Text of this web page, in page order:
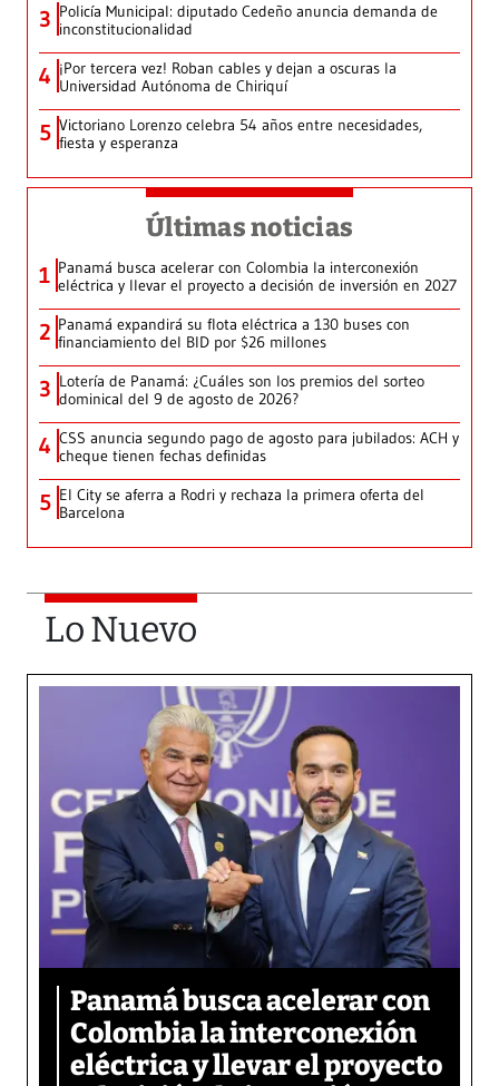
3 Policía Municipal: diputado Cedeño anuncia demanda de
inconstitucionalidad
4 ¡Por tercera vez! Roban cables y dejan a oscuras la
Universidad Autónoma de Chiriquí
5 Victoriano Lorenzo celebra 54 años entre necesidades,
fiesta y esperanza
Últimas noticias
1 Panamá busca acelerar con Colombia la interconexión
eléctrica y llevar el proyecto a decisión de inversión en 2027
2 Panamá expandirá su flota eléctrica a 130 buses con
financiamiento del BID por $26 millones
3 Lotería de Panamá: ¿Cuáles son los premios del sorteo
dominical del 9 de agosto de 2026?
4 CSS anuncia segundo pago de agosto para jubilados: ACH y
cheque tienen fechas definidas
5 El City se aferra a Rodri y rechaza la primera oferta del
Barcelona
Lo Nuevo
Panamá busca acelerar con
Colombia la interconexión
eléctrica y llevar el proyecto